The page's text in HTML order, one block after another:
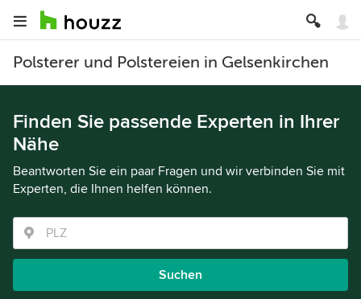
Polsterer und Polstereien in Gelsenkirchen
Finden Sie passende Experten in Ihrer
Nähe
Beantworten Sie ein paar Fragen und wir verbinden Sie mit
Experten, die Ihnen helfen können.
Suchen